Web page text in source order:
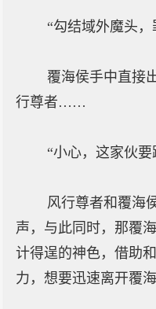
“勾结域外魔头，
覆海侯手中直接出
行尊者……
“小心，这家伙要
风行尊者和覆海侯
声，与此同时，那覆
计得逞的神色，借助
力，想要迅速离开覆海